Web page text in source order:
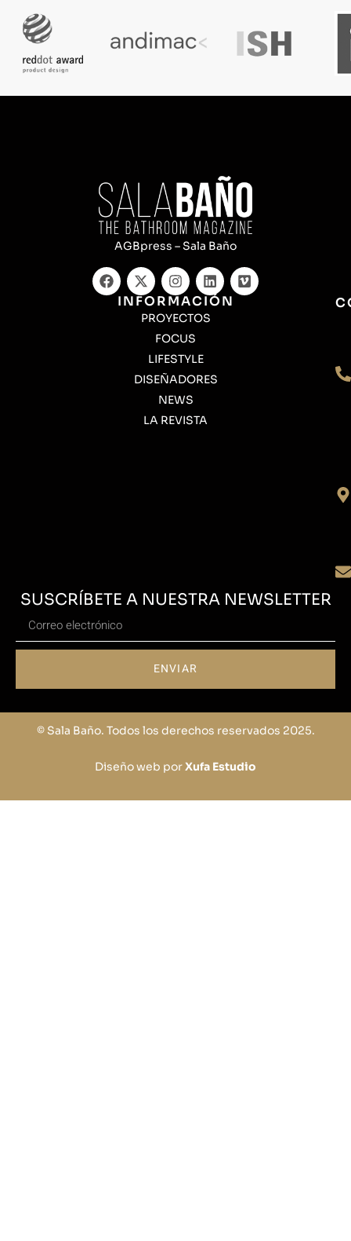
AGBpress – Sala Baño
INFORMACIÓN
PROYECTOS
FOCUS
LIFESTYLE
DISEÑADORES
NEWS
LA REVISTA
SUSCRÍBETE A NUESTRA NEWSLETTER
ENVIAR
© Sala Baño. Todos los derechos reservados 2025.
Diseño web porXufa Estudio